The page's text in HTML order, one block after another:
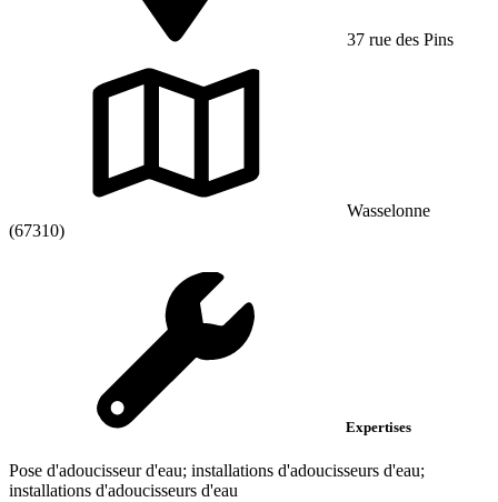
37 rue des Pins
Wasselonne
(67310)
Expertises
Pose d'adoucisseur d'eau; installations d'adoucisseurs d'eau;
installations d'adoucisseurs d'eau